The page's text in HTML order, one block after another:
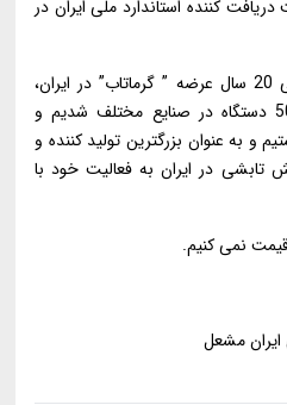
کننده استاندارد ملی ایران در
امروز این افتخار را داریم که طی 20 سال عرضه ” گرماتاب” در ایران،
موفق به فروش بیش از 50000 دستگاه در صنایع مختلف شدیم و
و به عنوان بزرگترین تولید کننده و
تابشی در ایران به فعالیت خود با
نمی کنیم.
ایران مشعل